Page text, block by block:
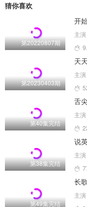
猜你喜欢
第20220807期
开
主
第20230403期
天
主
第40集完结
舌
第38集完结
说
第49集完结
长